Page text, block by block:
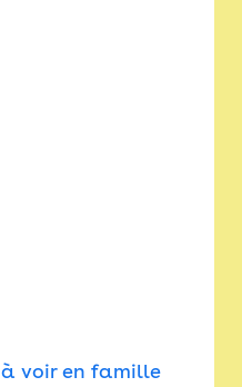
à voir en famille